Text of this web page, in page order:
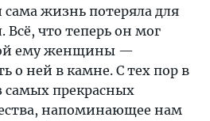
сама жизнь потеряла для
Всё, что теперь он мог
ему женщины —
о ней в камне. С тех пор в
самых прекрасных
напоминающее нам